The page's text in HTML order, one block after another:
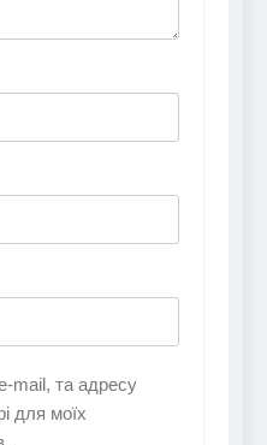
mail, та адресу
для моїх